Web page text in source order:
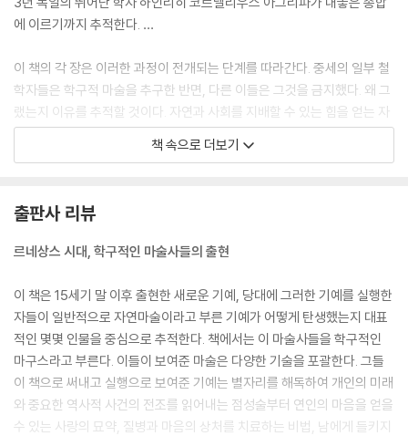
에 이르기까지 추적한다. …
이 책의 각 장은 이러한 과정이 전개되는 단계를 따라간다. 중세의 일부 철
학자들은 학구적 마술을 추구한 반면, 다른 이들은 그것을 금지했다. 왜 그
랬는지 이유를 추적할 것이다. 자연과 사회를 지배할 수 있는 힘을 얻는 자
신만의 새로운 방법을 개발하고 신비화한 발명가들에 주목할 것이며, 기술
과 마술의 복잡한 상호작용을 추적할 것이다. 마술의 힘을 추구하는 정당
많은 요소를 토대로 공들여 내놓은 유력한 종합을 검토할 것이다.
이것이 내가 하려는 이야기다. 그런데 그 기예 자체는 어떤 것인가? 마술을
실행한 학자는 그것을 어떤 식으로 인식하고 어떻게 받아들였는가?
--- 본문 중에서
책 속으로 더보기
출판사 리뷰
르네상스 시대, 학구적인 마술사들의 출현
이 책은 15세기 말 이후 출현한 새로운 기예, 당대에 그러한 기예를 실행한
자들이 일반적으로 자연마술이라고 부른 기예가 어떻게 탄생했는지 대표
적인 몇몇 인물을 중심으로 추적한다. 책에서는 이 마술사들을 학구적인
마구스라고 부른다. 이들이 보여준 마술은 다양한 기술을 포괄한다. 그들
이 책으로 써내고 실행으로 보여준 기예는 별자리를 해독하여 개인의 미래
와 중요한 역사적 사건의 전조를 읽어내는 점성술부터 연인의 마음을 얻을
수 있는 사랑의 묘약, 질병과 마음의 상처를 치료하는 비법, 남에게 들키지